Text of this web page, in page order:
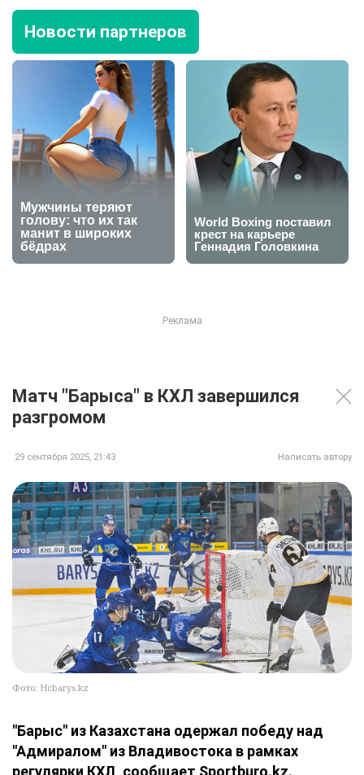
Новости партнеров
Матч "Барыса" в КХЛ завершился
разгромом
29 сентября 2025, 21:43 Написать автору
Фото: Hcbarys.kz
"Барыс" из Казахстана одержал победу над
"Адмиралом" из Владивостока в рамках
регулярки КХЛ, сообщает Sportburo.kz.